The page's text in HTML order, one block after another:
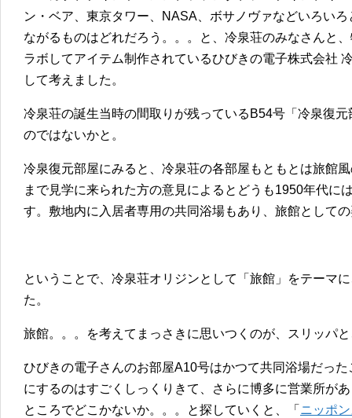
ン・ベア、東京タワー、
NASA 、ボサノヴァなどいろい
ながるものはどれだろう。。。と、冷泉荘のみなさんと
ラボしてアイテム制作されているひびきの電子株式会社
して考えました。
冷泉荘の誕生当時の間取りが残っているB54号「冷泉復
のではないかと。
冷泉復元部屋にみると、冷泉荘の各部屋もともとは旅館
まで見学に来られた方の意見によるとどうも1950年代に
す。敷地内に入居者専用の共同浴場もあり、旅館として
ということで、冷泉荘オリジンとして「旅館」をテーマ
た。
旅館。。。を考えてまっさきに思いつくのが、スリッパ
ひびきの電子さんのお部屋A10号はかつて共同浴場だっ
にするのはすごくしっくりきて、さらに博多に営業所が
ところでどこかないか。。。と探していくと、「 ニッポ